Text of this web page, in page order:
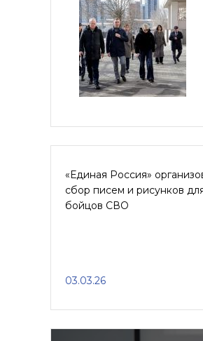
«Единая Россия»
сбор писем и рисунков
бойцов СВО
03.03.26